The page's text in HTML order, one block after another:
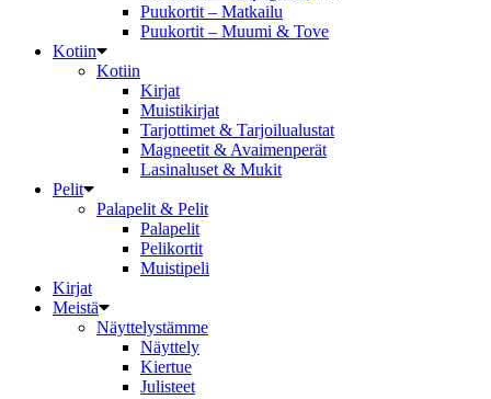
Puukortit – Matkailu
Puukortit – Muumi & Tove
Kotiin
Kotiin
Kirjat
Muistikirjat
Tarjottimet & Tarjoilualustat
Magneetit & Avaimenperät
Lasinaluset & Mukit
Pelit
Palapelit & Pelit
Palapelit
Pelikortit
Muistipeli
Kirjat
Meistä
Näyttelystämme
Näyttely
Kiertue
Julisteet